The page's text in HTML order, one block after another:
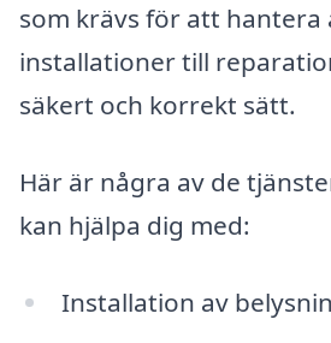
som krävs för att hantera
installationer till
säkert och korrekt sätt.
Här är några av de
kan hjälpa dig med:
Installation av